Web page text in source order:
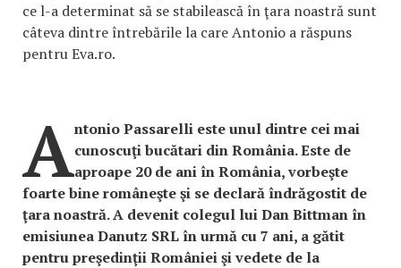
ce l-a determinat să se stabilească în ţara noastră sunt
câteva dintre întrebările la care Antonio a răspuns
pentru Eva.ro.
Antonio Passarelli este unul dintre cei mai
cunoscuţi bucătari din România. Este de
aproape 20 de ani în România, vorbeşte
foarte bine româneşte şi se declară îndrăgostit de
ţara noastră. A devenit colegul lui Dan Bittman în
emisiunea Danutz SRL în urmă cu 7 ani, a gătit
pentru preşedinţii României şi vedete de la